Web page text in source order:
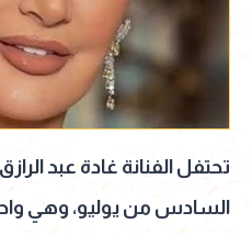
تحتفل الفنانة غادة عبد
السادس من يوليو، وهي